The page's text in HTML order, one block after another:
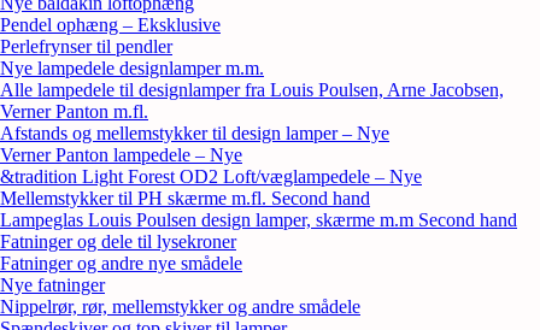
Pendel ophæng – Eksklusive
Perlefrynser til pendler
Nye lampedele designlamper m.m.
Alle lampedele til designlamper fra Louis Poulsen, Arne Jacobsen,
Verner Panton m.fl.
Afstands og mellemstykker til design lamper – Nye
Verner Panton lampedele – Nye
&tradition Light Forest OD2 Loft/væglampedele – Nye
Mellemstykker til PH skærme m.fl. Second hand
Lampeglas Louis Poulsen design lamper, skærme m.m Second hand
Fatninger og dele til lysekroner
Fatninger og andre nye smådele
Nye fatninger
Nippelrør, rør, mellemstykker og andre smådele